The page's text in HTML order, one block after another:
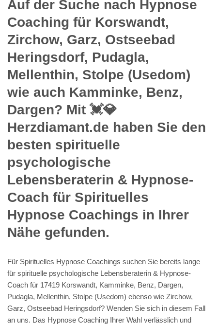
Auf der Suche nach Hypnose
Coaching für Korswandt,
Zirchow, Garz, Ostseebad
Heringsdorf, Pudagla,
Mellenthin, Stolpe (Usedom)
wie auch Kamminke, Benz,
Dargen? Mit 💓️💎
Herzdiamant.de haben Sie den
besten spirituelle
psychologische
Lebensberaterin & Hypnose-
Coach für Spirituelles
Hypnose Coachings in Ihrer
Nähe gefunden.
Für Spirituelles Hypnose Coachings suchen Sie bereits lange
für spirituelle psychologische Lebensberaterin & Hypnose-
Coach für 17419 Korswandt, Kamminke, Benz, Dargen,
Pudagla, Mellenthin, Stolpe (Usedom) ebenso wie Zirchow,
Garz, Ostseebad Heringsdorf? Wenden Sie sich in diesem Fall
an uns. Das Hypnose Coaching Ihrer Wahl verlässlich und